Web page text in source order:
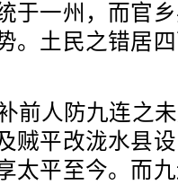
于一州，而官
。土民之错居
人防九连之未
贼平改泷水县
太平至今。而